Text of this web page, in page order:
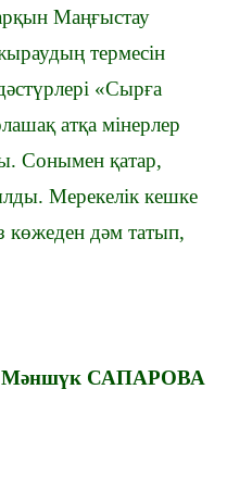
Маңғыстау
термесін
«Сырға
атқа мінерлер
Сонымен қатар,
Мерекелік кешке
көжеден дәм татып,
САПАРОВА